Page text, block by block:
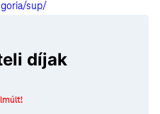
sup/
díjak